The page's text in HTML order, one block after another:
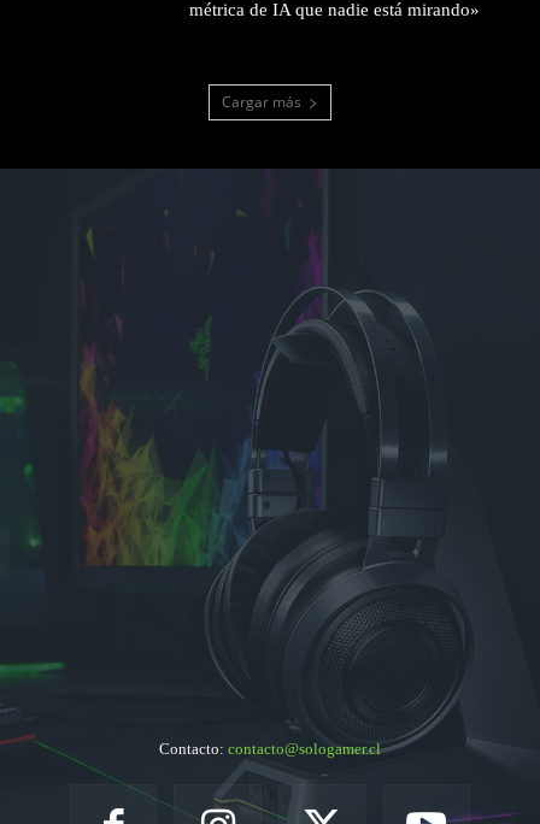
métrica de IA que nadie está mirando»
Cargar más
Contacto: contacto@sologamer.cl